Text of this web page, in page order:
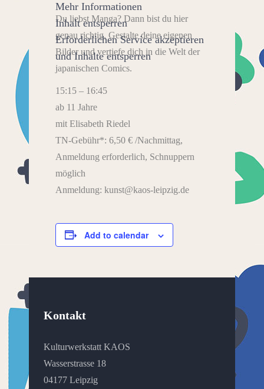
Mehr Informationen
Inhalt entsperren
Erforderlichen Service akzeptieren
und Inhalte entsperren
Du liebst Manga? Dann bist du hier
genau richtig. Gestalte deine eigenen
Bilder und vertiefe dich in die Welt der
japanischen Comics.
15:15 – 16:45
ab 11 Jahre
mit Elisabeth Riedel
TN-Gebühr*: 6,50 € /Nachmittag,
Anmeldung erforderlich, Schnuppern
möglich
Anmeldung: kunst@kaos-leipzig.de
Add to calendar
Kontakt
Kulturwerkstatt KAOS
Wasserstrasse 18
04177 Leipzig